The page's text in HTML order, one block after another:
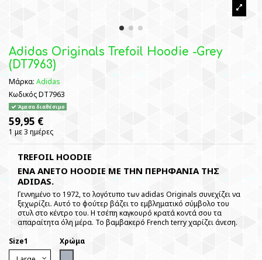
Adidas Originals Trefoil Hoodie -Grey
(DT7963)
Μάρκα: Adidas
ΚωδικόςDT7963
Άμεσα διαθέσιμο
59,95 €
1 με 3 ημέρες
TREFOIL HOODIE
ΕΝΑ ΑΝΕΤΟ HOODIE ΜΕ ΤΗΝ ΠΕΡΗΦΑΝΙΑ ΤΗΣ
ADIDAS.
Γεννημένο το 1972, το λογότυπο των adidas Originals συνεχίζει να
ξεχωρίζει. Αυτό το φούτερ βάζει το εμβληματικό σύμβολο του
στυλ στο κέντρο του. Η τσέπη καγκουρό κρατά κοντά σου τα
απαραίτητα όλη μέρα. Το βαμβακερό French terry χαρίζει άνεση.
Size1
Χρώμα